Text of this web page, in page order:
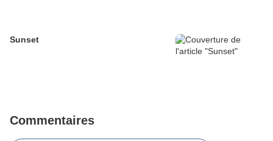
Sunset
Commentaires